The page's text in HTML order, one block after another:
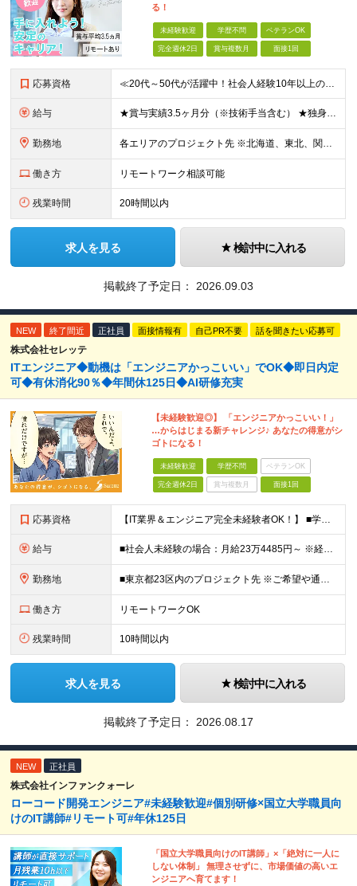
る！
未経験歓迎 学歴不問 ベテランOK
完全週休2日 賞与複数月 面接1回
応募資格 ≪20代～50代が活躍中！社会人経験10年以上の方も歓迎≫ ◆学歴不問 ◆未経験・ブランクOK ≫モノづくりに関する何らかの経験をお持ちの方は優遇します！ ～こんな方が活躍できます！～ ◎専門的な
給与 ★賞与実績3.5ヶ月分（※技術手当含む） ★独身寮│寮費手当│引っ越し手当あり ★月給26万円も可能！ 【実務経験者】※前職の給与、経験、スキルをもとに決定 ・月給21万円～60万円＋時間外手当全
勤務地 各エリアのプロジェクト先 ※北海道、東北、関東、北信越、東海、関西、四国、中国、九州の各エリアから希望勤務地をお聞かせください。 ※転勤を伴わない エリア限定採用枠あり。U・Iターンも歓迎です！ ※プ
働き方 リモートワーク相談可能
残業時間 20時間以内
求人を見る 検討中に入れる
掲載終了予定日： 2026.09.03
NEW 終了間近 正社員 面接情報有 自己PR不要 話を聞きたい応募可
株式会社セレッテ
ITエンジニア◆動機は「エンジニアかっこいい」でOK◆即日内定
可◆有休消化90％◆年間休125日◆AI研修充実
【未経験歓迎◎】 「エンジニアかっこいい！」
…からはじまる新チャレンジ♪ あなたの得意がシ
ゴトになる！
未経験歓迎 学歴不問 ベテランOK
完全週休2日 賞与複数月 面接1回
応募資格 【IT業界＆エンジニア完全未経験者OK！】 ■学歴不問 ■第二新卒歓迎 ■未経験OK ☆IT知識は一切問いません！ 【活かせる経験・スキル】 ■接客経験をお持ちの方 ■PCが得意な方 接客経験（フ
給与 ■社会人未経験の場合：月給23万4485円～ ※経験・能力などを考慮の上、当社規定により優遇します ※業界未経験の方でも前職での経験を最大限に評価します ※上記にはみなし残業代(25時間分3万832
勤務地 ■東京都23区内のプロジェクト先 ※ご希望や通勤時間を考慮して、配属先を決定します。 【本社】 東京都新宿区西新宿4-10-19 3階 ＼オフィス移転！デスクも心機一転アップデート！／ 全席に
働き方 リモートワークOK
残業時間 10時間以内
求人を見る 検討中に入れる
掲載終了予定日： 2026.08.17
NEW 正社員
株式会社インファンクォーレ
ローコード開発エンジニア#未経験歓迎#個別研修×国立大学職員向
けのIT講師#リモート可#年休125日
「国立大学職員向けのIT講師」×「絶対に一人に
しない体制」 無理させずに、市場価値の高いエ
ンジニアへ育てます！